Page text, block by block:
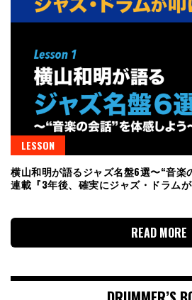
LESSON
横山和明が語るジャズ名盤6選〜“音楽
連載『3年後、確実にジャズ・ドラム
READ MORE